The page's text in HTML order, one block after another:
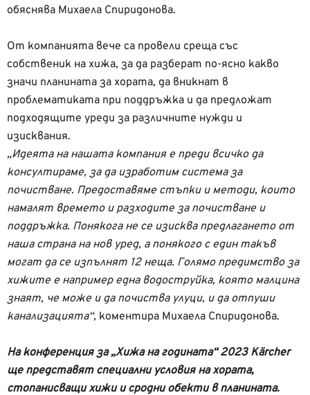
обяснява Михаела Спиридонова.
От компанията вече са провели среща със
собственик на хижа, за да разберат по-ясно какво
значи планината за хората, да вникнат в
проблематиката при поддръжка и да предложат
подходящите уреди за различните нужди и
изисквания.
„Идеята на нашата компания е преди всичко да
консултираме, за да изработим система за
почистване. Предоставяме стъпки и методи, които
намалят времето и разходите за почистване и
поддръжка. Понякога не се изисква предлагането от
наша страна на нов уред, а понякого с един такъв
могат да се изпълнят 12 неща. Голямо предимство за
хижите е например една водоструйка, която малцина
знаят, че може и да почиства улуци, и да отпуши
канализацията“, коментира Михаела Спиридонова.
На конференция за „Хижа на годината“ 2023 Kärcher
ще представят специални условия на хората,
стопанисващи хижи и сродни обекти в планината.